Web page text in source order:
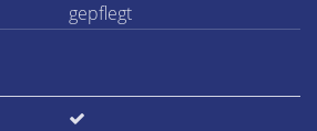
gepflegt